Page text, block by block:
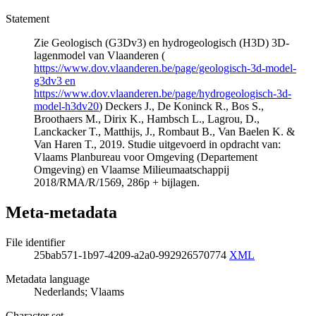
Statement
Zie Geologisch (G3Dv3) en hydrogeologisch (H3D) 3D-
lagenmodel van Vlaanderen (
https://www.dov.vlaanderen.be/page/geologisch-3d-model-
g3dv3 en
https://www.dov.vlaanderen.be/page/hydrogeologisch-3d-
model-h3dv20) Deckers J., De Koninck R., Bos S.,
Broothaers M., Dirix K., Hambsch L., Lagrou, D.,
Lanckacker T., Matthijs, J., Rombaut B., Van Baelen K. &
Van Haren T., 2019. Studie uitgevoerd in opdracht van:
Vlaams Planbureau voor Omgeving (Departement
Omgeving) en Vlaamse Milieumaatschappij
2018/RMA/R/1569, 286p + bijlagen.
Meta-metadata
File identifier
25bab571-1b97-4209-a2a0-992926570774 XML
Metadata language
Nederlands; Vlaams